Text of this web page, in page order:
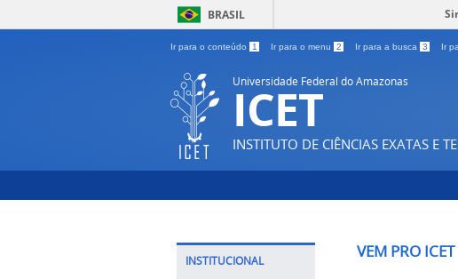
BRASIL
Ir para o conteúdo 1 Ir para o menu 2 Ir para a busca 3 Ir
Universidade Federal do Amazonas
ICET
INSTITUTO DE CIÊNCIAS EXATAS E
INSTITUCIONAL VEM PRO ICET